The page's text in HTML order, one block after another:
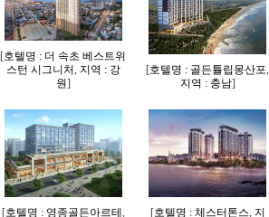
[호텔명 : 더 속초 베스트위
스턴 시그니처, 지역 : 강
원]
[호텔명 : 골든튤립몽산포,
지역 : 충남]
[호텔명 : 영종골든아르테 ,
[호텔명 : 체스터톤스, 지